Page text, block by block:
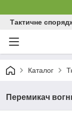
Тактичне
Каталог
Перемикач